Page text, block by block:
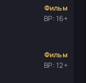
Фильм
ВР: 16+
Фильм
ВР: 12+